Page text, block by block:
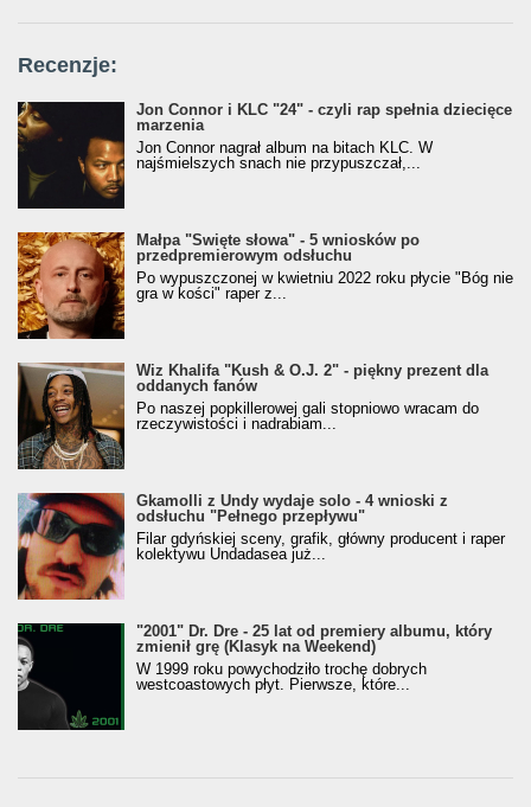
Recenzje:
Jon Connor i KLC "24" - czyli rap spełnia dziecięce
marzenia
Jon Connor nagrał album na bitach KLC. W
najśmielszych snach nie przypuszczał,...
Małpa "Święte słowa" - 5 wniosków po
przedpremierowym odsłuchu
Po wypuszczonej w kwietniu 2022 roku płycie "Bóg nie
gra w kości" raper z...
Wiz Khalifa "Kush & O.J. 2" - piękny prezent dla
oddanych fanów
Po naszej popkillerowej gali stopniowo wracam do
rzeczywistości i nadrabiam...
Gkamolli z Undy wydaje solo - 4 wnioski z
odsłuchu "Pełnego przepływu"
Filar gdyńskiej sceny, grafik, główny producent i raper
kolektywu Undadasea już...
"2001" Dr. Dre - 25 lat od premiery albumu, który
zmienił grę (Klasyk na Weekend)
W 1999 roku powychodziło trochę dobrych
westcoastowych płyt. Pierwsze, które...